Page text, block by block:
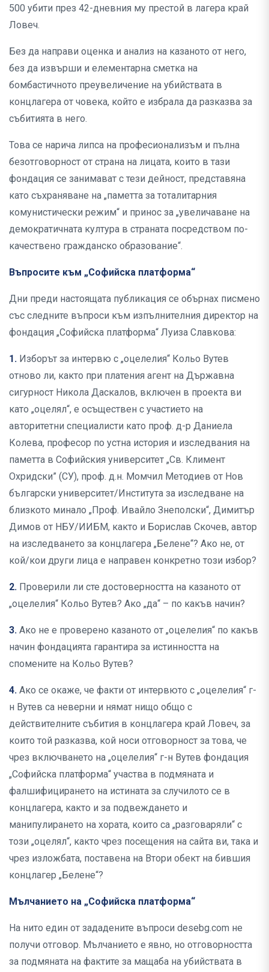
500 убити през 42-дневния му престой в лагера край
Ловеч.
Без да направи оценка и анализ на казаното от него,
без да извърши и елементарна сметка на
бомбастичното преувеличение на убийствата в
концлагера от човека, който е избрала да разказва за
събитията в него.
Това се нарича липса на професионализъм и пълна
безотговорност от страна на лицата, които в тази
фондация се занимават с тези дейност, представяна
като съхраняване на „паметта за тоталитарния
комунистически режим“ и принос за „увеличаване на
демократичната култура в страната посредством по-
качествено гражданско образование“.
Въпросите към „Софийска платформа“
Дни преди настоящата публикация се обърнах писмено
със следните въпроси към изпълнителния директор на
фондация „Софийска платформа“ Луиза Славкова:
1. Изборът за интервю с „оцелелия“ Кольо Вутев
отново ли, както при платения агент на Държавна
сигурност Никола Даскалов, включен в проекта ви
като „оцелял“, е осъществен с участието на
авторитетни специалисти като проф. д-р Даниела
Колева, професор по устна история и изследвания на
паметта в Софийския университет „Св. Климент
Охридски” (СУ), проф. д.н. Момчил Методиев от Нов
български университет/Института за изследване на
близкото минало „Проф. Ивайло Знеполски“, Димитър
Димов от НБУ/ИИБМ, както и Борислав Скочев, автор
на изследването за концлагера „Белене“? Ако не, от
кой/кои други лица е направен конкретно този избор?
2. Проверили ли сте достоверността на казаното от
„оцелелия“ Кольо Вутев? Ако „да“ – по какъв начин?
3. Ако не е проверено казаното от „оцелелия“ по какъв
начин фондацията гарантира за истинността на
спомените на Кольо Вутев?
4. Ако се окаже, че факти от интервюто с „оцелелия“ г-
н Вутев са неверни и нямат нищо общо с
действителните събития в концлагера край Ловеч, за
които той разказва, кой носи отговорност за това, че
чрез включването на „оцелелия“ г-н Вутев фондация
„Софийска платформа“ участва в подмяната и
фалшифицирането на истината за случилото се в
концлагера, както и за подвеждането и
манипулирането на хората, които са „разговаряли“ с
този „оцелял“, както чрез посещения на сайта ви, така и
чрез изложбата, поставена на Втори обект на бившия
концлагер „Белене“?
Мълчанието на „Софийска платформа“
На нито един от зададените въпроси desebg.com не
получи отговор. Мълчанието е явно, но отговорността
за подмяната на фактите за мащаба на убийствата в